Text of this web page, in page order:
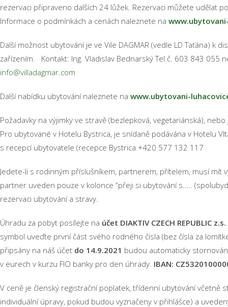
rezervaci připraveno dalších 24 lůžek. Rezervaci můžete udělat
Informace o podmínkách a cenách naleznete na
Další možnost ubytování je ve Vile DAGMAR (vedle LD Taťána) k
zařízením. Kontakt: Ing. Vladislav Bednarský Tel.č. 603 843 055
info@villadagmar.com
Další nabídku ubytování naleznete na www.ubytovani-
Požadavky na výjimky ve stravě (bezlepková, vegetariánská),
Pro ubytované v Hotelu Bystrica, je snídaně podávána v Hotelu
s recepcí ubytovatele (recepce Bystrica +420 577 132 117
Jedete-li s rodinným příslušníkem, partnerem, přítelem, musí mít
partner uveden pouze v kolonce “přeji si ubytování s…..
rezervaci ubytování a stravy.
Úhradu za pobyt posílejte na účet DIAKTIV CZECH REPUBLIC
symbol uveďte první část svého rodného čísla (bez čísla za
připsány na náš účet do 14.9.2021 budou automaticky
v eurech v kurzu FIO banky pro den úhrady. IBAN:
V ceně je členský registrační poplatek, třídenní ubytování včetně
individuální úpravy, pokud budou vyznačeny v přihlášce) a